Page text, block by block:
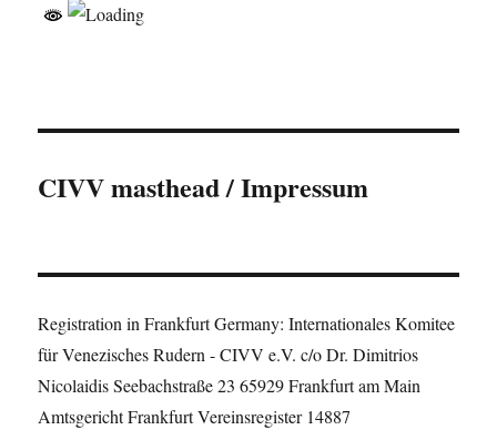
CIVV masthead / Impressum
Registration in Frankfurt Germany: Internationales Komitee
für Venezisches Rudern - CIVV e.V. c/o Dr. Dimitrios
Nicolaidis Seebachstraße 23 65929 Frankfurt am Main
Amtsgericht Frankfurt Vereinsregister 14887